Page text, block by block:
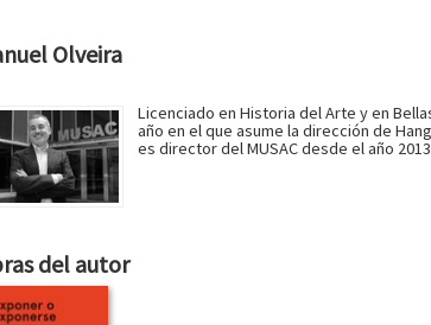
Olveira
Licenciado en Historia del Arte y en
año en el que asume la dirección de
es director del MUSAC desde el año
del autor